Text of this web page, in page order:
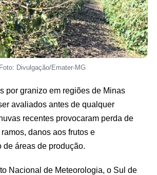
Foto: Divulgação/Emater-MG
por granizo em regiões de Minas
avaliados antes de qualquer
recentes provocaram perda de
danos aos frutos e
de áreas de produção.
Nacional de Meteorologia, o Sul de